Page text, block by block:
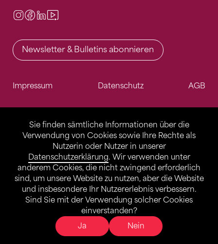
Sie finden sämtliche Informationen über die
Verwendung von Cookies sowie Ihre Rechte als
Nutzerin oder Nutzer in unserer
Datenschutzerklärung. Wir verwenden unter
anderem Cookies, die nicht zwingend erforderlich
sind, um unsere Website zu nutzen, aber die Website
und insbesondere Ihr Nutzererlebnis verbessern.
Sind Sie mit der Verwendung solcher Cookies
einverstanden?
Ja
Nein
Instagram
Facebook
LinkedIn
Newsletter & Bulletins abonnieren
Impressum Datenschutz AGB